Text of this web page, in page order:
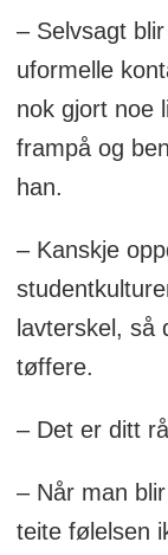
– Selvsagt
uformelle
nok gjort noe
frampå og
han.
– Kanskje
lavterskel,
tøffere.
– Det er ditt
– Når man
teite følelsen